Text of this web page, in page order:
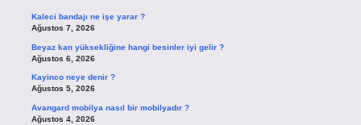
Kaleci bandajı ne işe yarar ?
Ağustos 7, 2026
Beyaz kan yüksekliğine hangi besinler iyi gelir ?
Ağustos 6, 2026
Kayinco neye denir ?
Ağustos 5, 2026
Avangard mobilya nasıl bir mobilyadır ?
Ağustos 4, 2026